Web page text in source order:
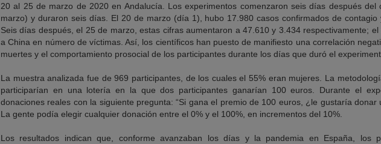
20 al 25 de marzo de 2020 en Andalucía. Los experimentos comenzaron seis días después
marzo) y duraron seis días. El 20 de marzo (día 1), hubo 17.980 casos confirmados de contagio
Seis días después, el 25 de marzo, estas cifras aumentaron a 47.610 y 3.434 respectivamente;
a China en número de víctimas. Así, los científicos han puesto de manifiesto una correlación
muertes y el comportamiento prosocial de los participantes durante los días que duró el
La muestra analizada fue de 969 participantes, de los cuales el 55% eran mujeres. La
participarían en una lotería en la que dos participantes ganarían 100 euros. Durante el
donaciones reales con la siguiente pregunta: “Si gana el premio de 100 euros, ¿le gustaría donar
La gente podía elegir cualquier donación entre el 0% y el 100%, en incrementos del 10%.
Los resultados indican que, conforme avanzaban los días y la pandemia en España, los